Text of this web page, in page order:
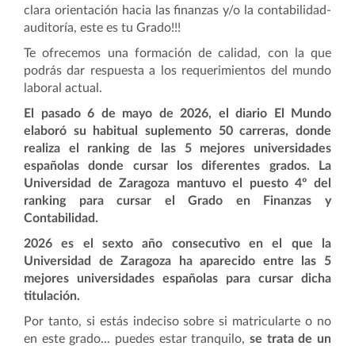
clara orientación hacia las finanzas y/o la contabilidad-
auditoría, este es tu Grado!!!
Te ofrecemos una formación de calidad, con la que
podrás dar respuesta a los requerimientos del mundo
laboral actual.
El pasado 6 de mayo de 2026, el diario El Mundo
elaboró su habitual suplemento 50 carreras, donde
realiza el ranking de las 5 mejores universidades
españolas donde cursar los diferentes grados. La
Universidad de Zaragoza mantuvo el puesto 4º del
ranking para cursar el Grado en Finanzas y
Contabilidad.
2026 es el sexto año consecutivo en el que la
Universidad de Zaragoza ha aparecido entre las 5
mejores universidades españolas para cursar dicha
titulación.
Por tanto, si estás indeciso sobre si matricularte o no
en este grado... puedes estar tranquilo, se trata de un